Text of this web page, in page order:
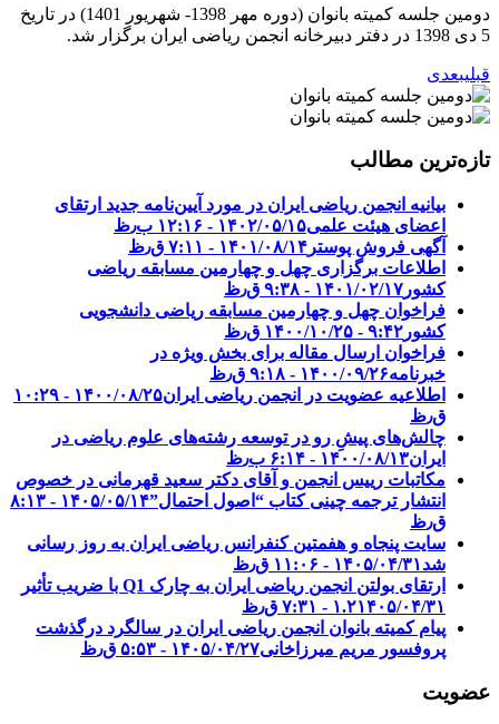
دومین جلسه کمیته بانوان (دوره مهر 1398- شهریور 1401) در تاریخ
5 دی 1398 در دفتر دبیرخانه انجمن ریاضی ایران برگزار شد.
قبلیبعدی
تازه‌ترین مطالب
بیانیه انجمن ریاضی ایران در مورد آیین‌نامه جدید ارتقای
اعضای هیئت علمی۱۴۰۲/۰۵/۱۵ - ۱۲:۱۶ ب٫ظ
آگهی فروش پوستر ۱۴۰۱/۰۸/۱۴ - ۷:۱۱ ق٫ظ
اطلاعات برگزاری چهل و چهارمین مسابقه ریاضی
کشور ۱۴۰۱/۰۲/۱۷ - ۹:۳۸ ق٫ظ
فراخوان چهل و چهارمین مسابقه ریاضی دانشجویی
کشور‎‎ ۱۴۰۰/۱۰/۲۵ - ۹:۴۲ ق٫ظ
فراخوان ارسال مقاله برای بخش ویژه در
خبرنامه۱۴۰۰/۰۹/۲۶ - ۹:۱۸ ق٫ظ
اطلاعیه عضویت در انجمن ریاضی ایران
۱۴۰۰/۰۸/۲۵ - ۱۰:۲۹
ق٫ظ
چالش‌های پیشِ رو در توسعه رشته‌های علوم ریاضی در
ایران۱۴۰۰/۰۸/۱۳ - ۶:۱۴ ب٫ظ
مکاتبات رییس انجمن و آقای دکتر سعید قهرمانی در خصوص
انتشار ترجمه چینی کتاب “اصول احتمال”
۱۴۰۵/۰۵/۱۴ - ۸:۱۳
ق٫ظ
سایت پنجاه و هفمتین کنفرانس ریاضی ایران به روز رسانی
شد۱۴۰۵/۰۴/۳۱ - ۱۱:۰۶ ق٫ظ
ارتقای بولتن انجمن ریاضی ایران به چارک Q1 با ضریب تأثیر
۱.۲۱۴۰۵/۰۴/۳۱ - ۷:۳۱ ق٫ظ
پیام کمیته بانوان انجمن ریاضی ایران در سالگرد درگذشت
پروفسور مریم میرزاخانی۱۴۰۵/۰۴/۲۷ - ۵:۵۳ ق٫ظ
عضویت